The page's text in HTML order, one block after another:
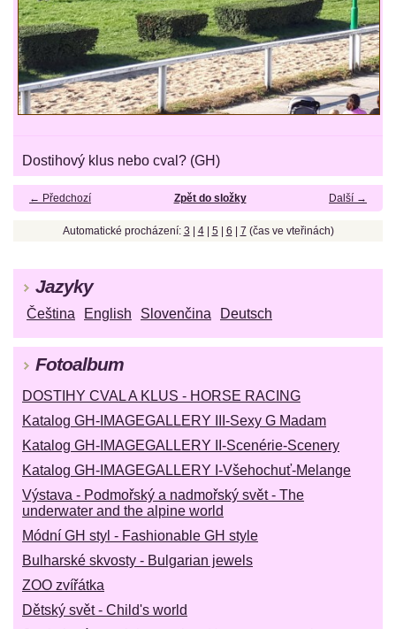
Dostihový klus nebo cval? (GH)
← Předchozí Další →
Zpět do složky
Automatické procházení: 3 4| 5| 6 7 (čas ve vteřinách)
Jazyky
Čeština English Slovenčina Deutsch
Fotoalbum
DOSTIHY CVAL A KLUS - HORSE RACING
Katalog GH-IMAGEGALLERY III-Sexy G Madam
Katalog GH-IMAGEGALLERY II-Scenérie-Scenery
Katalog GH-IMAGEGALLERY I-Všehochuť-Melange
Výstava - Podmořský a nadmořský svět - The
underwater and the alpine world
Módní GH styl - Fashionable GH style
Bulharské skvosty - Bulgarian jewels
ZOO zvířátka
Dětský svět - Child's world